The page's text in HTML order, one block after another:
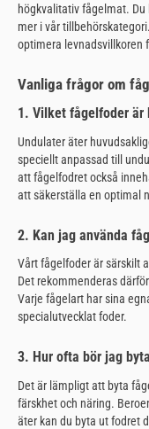
högkvalitativ fågelmat.
mer i vår
optimera levnadsvillkoren
Vanliga frågor om
1. Vilket fågelfoder är
Undulater äter
speciellt anpassad till
att fågelfodret också
att säkerställa en optimal
2. Kan jag använda
Vårt fågelfoder är särskilt
Det rekommenderas
Varje fågelart har sina
specialutvecklat foder.
3. Hur ofta bör jag
Det är lämpligt att byta
färskhet och näring.
äter kan du byta ut fodret